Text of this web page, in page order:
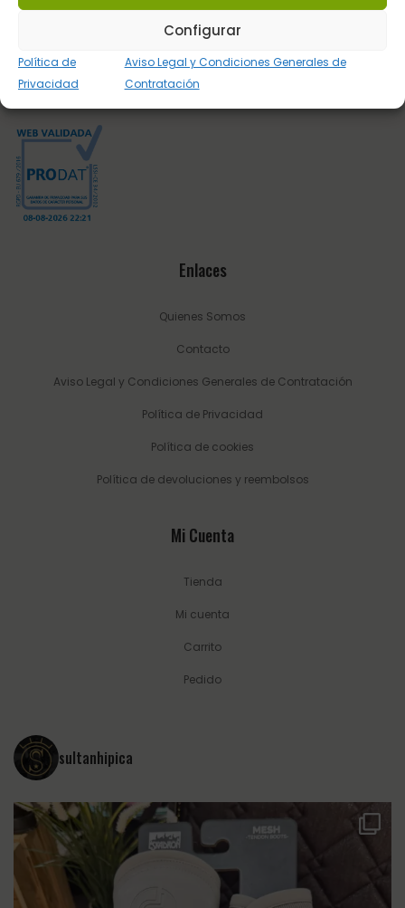
Configurar
Política de
Privacidad
Aviso Legal y Condiciones Generales de
Contratación
Málaga (España.
Email:info@sultanhipica.com
Enlaces
Quienes Somos
Contacto
Aviso Legal y Condiciones Generales de Contratación
Política de Privacidad
Política de cookies
Política de devoluciones y reembolsos
Mi Cuenta
Tienda
Mi cuenta
Carrito
Pedido
sultanhipica